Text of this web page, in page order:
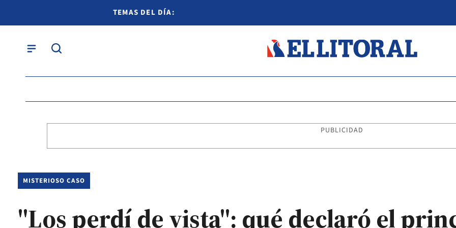
TEMAS DEL DÍA:
PUBLICIDAD
MISTERIOSO CASO
"Los perdí de vista": qué declaró el